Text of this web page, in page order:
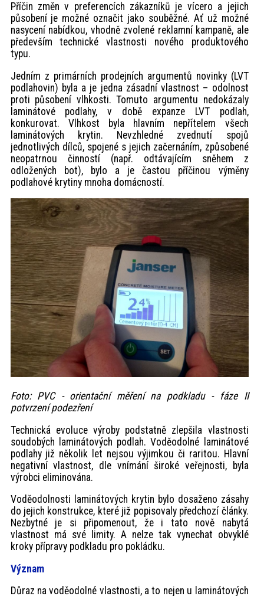
Příčin změn v preferencích zákazníků je vícero a jejich
působení je možné označit jako souběžné. Ať už možné
nasycení nabídkou, vhodně zvolené reklamní kampaně, ale
především technické vlastnosti nového produktového
typu.
Jedním z primárních prodejních argumentů novinky (LVT
podlahovin) byla a je jedna zásadní vlastnost – odolnost
proti působení vlhkosti. Tomuto argumentu nedokázaly
laminátové podlahy, v době expanze LVT podlah,
konkurovat. Vlhkost byla hlavním nepřítelem všech
laminátových krytin. Nevzhledné zvednutí spojů
jednotlivých dílců, spojené s jejich začernáním, způsobené
neopatrnou činností (např. odtávajícím sněhem z
odložených bot), bylo a je častou příčinou výměny
podlahové krytiny mnoha domácností.
Foto: PVC - orientační měření na podkladu - fáze II
potvrzení podezření
Technická evoluce výroby podstatně zlepšila vlastnosti
soudobých laminátových podlah. Voděodolné laminátové
podlahy již několik let nejsou výjimkou či raritou. Hlavní
negativní vlastnost, dle vnímání široké veřejnosti, byla
výrobci eliminována.
Voděodolnosti laminátových krytin bylo dosaženo zásahy
do jejich konstrukce, které již popisovaly předchozí články.
Nezbytné je si připomenout, že i tato nově nabytá
vlastnost má své limity. A nelze tak vynechat obvyklé
kroky přípravy podkladu pro pokládku.
Význam
Důraz na voděodolné vlastnosti, a to nejen u laminátových